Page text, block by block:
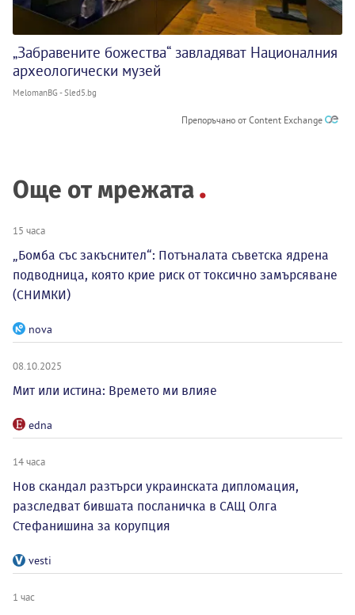
„Забравените божества“ завладяват Националния
археологически музей
MelomanBG - Sled5.bg
Препоръчано от Content Exchange
Още от мрежата
15 часа
„Бомба със закъснител“: Потъналата съветска ядрена
подводница, която крие риск от токсично замърсяване
(СНИМКИ)
nova
08.10.2025
Мит или истина: Времето ми влияе
edna
14 часа
Нов скандал разтърси украинската дипломация,
разследват бившата посланичка в САЩ Олга
Стефанишина за корупция
vesti
1 час